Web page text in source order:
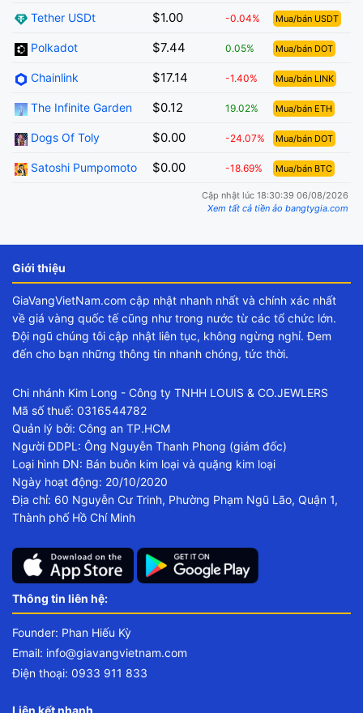
Tether USDt $1.00 -0.04% Mua/bán USDT
Polkadot $7.44 0.05% Mua/bán DOT
Chainlink $17.14 -1.40% Mua/bán LINK
The Infinite Garden $0.12 19.02% Mua/bán ETH
Dogs Of Toly $0.00 -24.07% Mua/bán DOT
Satoshi Pumpomoto $0.00 -18.69% Mua/bán BTC
Cập nhật lúc 18:30:39 06/08/2026
Xem tất cả tiền ảo bangtygia.com
Giới thiệu
GiaVangVietNam.com cập nhật nhanh nhất và chính xác nhất
về giá vàng quốc tế cũng như trong nước từ các tổ chức lớn.
Đội ngũ chúng tôi cập nhật liên tục, không ngừng nghỉ. Đem
đến cho bạn những thông tin nhanh chóng, tức thời.
Chi nhánh Kim Long - Công ty TNHH LOUIS & CO.JEWLERS
Mã số thuế: 0316544782
Quản lý bởi: Công an TP.HCM
Người ĐDPL: Ông Nguyễn Thanh Phong (giám đốc)
Loại hình DN: Bán buôn kim loại và quặng kim loại
Ngày hoạt động: 20/10/2020
Địa chỉ: 60 Nguyễn Cư Trinh, Phường Phạm Ngũ Lão, Quận 1,
Thành phố Hồ Chí Minh
Thông tin liên hệ:
Founder: Phan Hiếu Kỳ
Email: info@giavangvietnam.com
Điện thoại: 0933 911 833
Liên kết nhanh